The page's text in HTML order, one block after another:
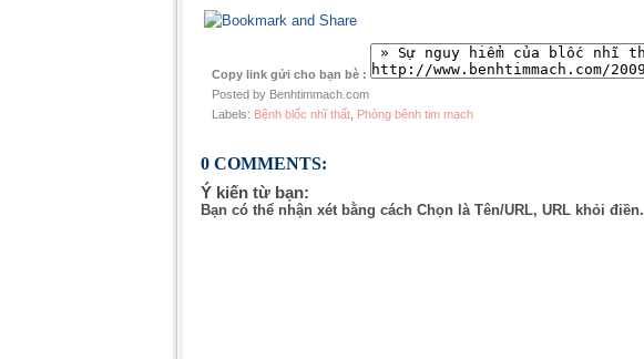
Copy link gửi cho bạn bè :
Posted by Benhtimmach.com
Labels: Bệnh blốc nhĩ thất Phòng bệnh tim mạch
0 COMMENTS:
Ý kiến từ bạn:
Bạn có thể nhận xét bằng cách Chọn là Tên/URL, URL khỏi điền.